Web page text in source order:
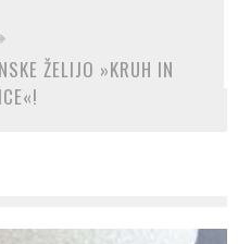
ŽELIJO »KRUH IN